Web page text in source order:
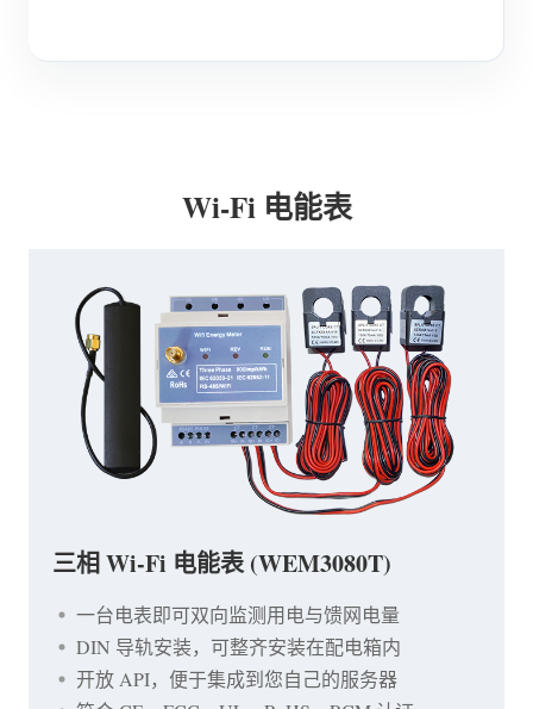
Wi-Fi 电能表
三相 Wi-Fi 电能表 (WEM3080T)
一台电表即可双向监测用电与馈网电量
DIN 导轨安装，可整齐安装在配电箱内
开放 API，便于集成到您自己的服务器